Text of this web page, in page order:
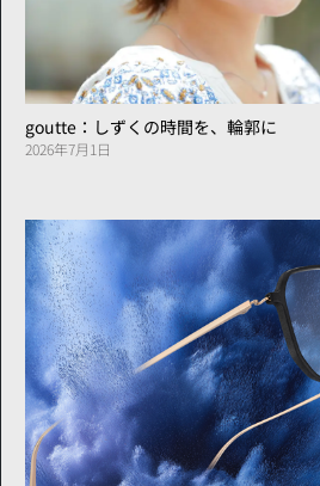
goutte：しずくの時間を、輪郭に
2026年7月1日